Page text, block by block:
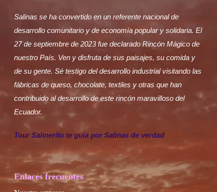
Salinas se ha convertido en un referente nacional de
desarrollo comunitario y de economía popular y solidaria. El
27 de septiembre de 2023 fue declarado Rincón Mágico de
nuestro País. Ven y disfruta de sus paisajes, su comida y
de su gente. Sé testigo del desarrollo industrial visitando las
fábricas de queso, chocolate, textiles y otras que han
contribuido al desarrollo de este rincón maravilloso del
Ecuador.
Tour Salinerito te guia por Salinas de verdad
Enlaces frecuentes